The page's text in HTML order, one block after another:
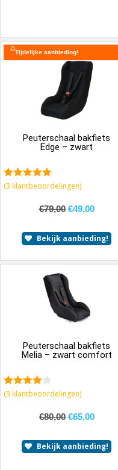
Tijdelijke aanbieding!
Peuterschaal bakfiets
Edge – zwart
5.00van 5
(3 klantbeoordelingen)
€79,00 €49,00
Bekijk aanbieding!
Peuterschaal bakfiets
Melia – zwart comfort
4.00van
(3 klantbeoordelingen)
€80,00 €65,00
Bekijk aanbieding!